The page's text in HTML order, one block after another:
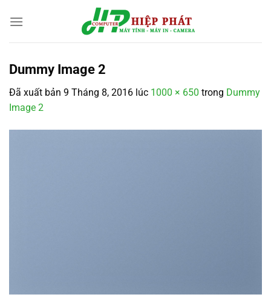
đến
Dummy Image 2
Đã xuất bản 9 Tháng 8, 2016 lúc 1000 × 650 trong Dummy
Image 2